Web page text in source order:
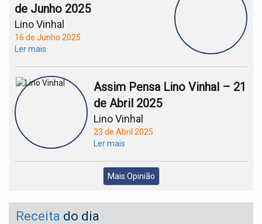
de Junho 2025
Lino Vinhal
16 de Junho 2025
Ler mais
Assim Pensa Lino Vinhal – 21
de Abril 2025
Lino Vinhal
23 de Abril 2025
Ler mais
Mais Opinião
Receita do dia